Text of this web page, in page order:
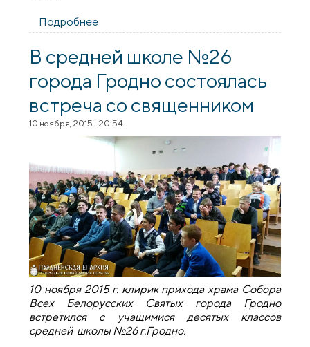
Подробнее
школе №26 города Гродно
В средней школе №26
города Гродно состоялась
встреча со священником
10 ноября, 2015 - 20:54
10 ноября 2015 г. клирик прихода храма Собора
Всех Белорусских Святых города Гродно
встретился с учащимися десятых классов
средней школы №26 г.Гродно.